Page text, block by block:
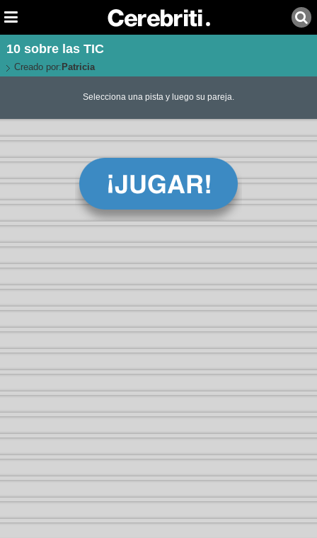
10 sobre las TIC
Creado por: Patricia
Selecciona una pista y luego su pareja.